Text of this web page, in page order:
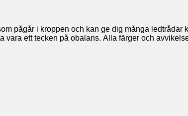
pågår i kroppen och kan ge dig många
vara ett tecken på obalans. Alla färger och